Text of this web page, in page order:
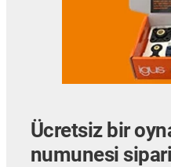
Ücretsiz bir
numunesi